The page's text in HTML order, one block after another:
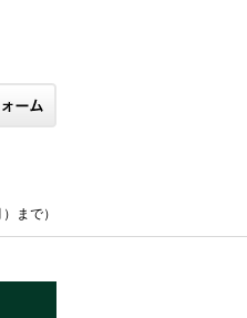
まで）